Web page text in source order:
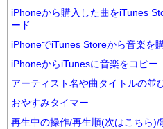
iPhoneから購入した曲をiTunes
ード
iPhoneでiTunes Storeから音楽を
iPhoneからiTunesに音楽をコピー
アーティスト名や曲タイトルの並
おやすみタイマー
再生中の操作/再生順(次はこちら)/